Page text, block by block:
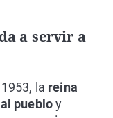
a servir a
la reina
puebloy